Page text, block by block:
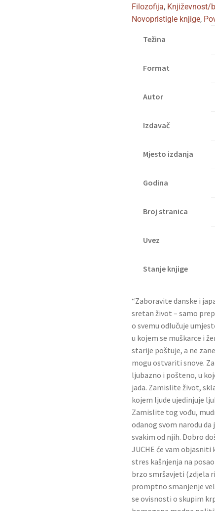
Filozofija, Književnost/
Novopristigle knjige,
Težina
Format
Autor
Izdavač
Mjesto izdanja
Godina
Broj stranica
Uvez
Stanje knjige
“Zaboravite danske i
sretan život – samo
o svemu odlučuje
u kojem se muškarce i
starije poštuje, a ne
mogu ostvariti snove.
ljubazno i pošteno, u
jada. Zamislite život,
kojem ljude ujedinjuje
Zamislite tog vođu,
odanog svom narodu
svakim od njih. Dobro
JUCHE će vam
stres kašnjenja na
brzo smršavjeti (zdjela
promptno smanjenje
se ovisnosti o skupim